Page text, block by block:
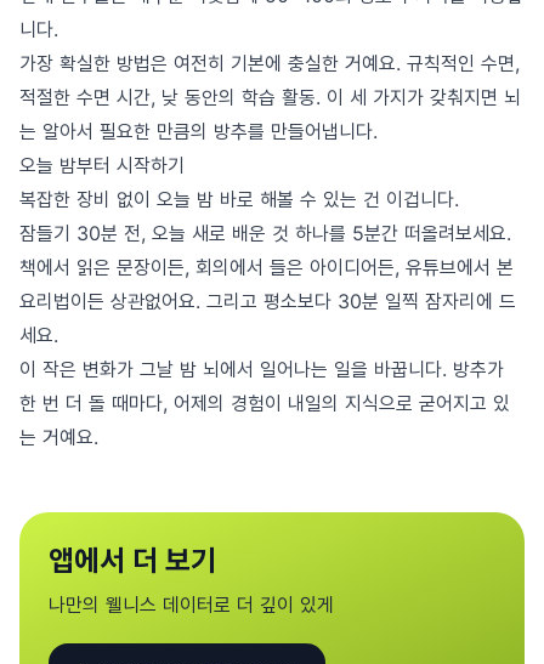
니다.
가장 확실한 방법은 여전히 기본에 충실한 거예요. 규칙적인 수면,
적절한 수면 시간, 낮 동안의 학습 활동. 이 세 가지가 갖춰지면 뇌
는 알아서 필요한 만큼의 방추를 만들어냅니다.
오늘 밤부터 시작하기
복잡한 장비 없이 오늘 밤 바로 해볼 수 있는 건 이겁니다.
잠들기 30분 전, 오늘 새로 배운 것 하나를 5분간 떠올려보세요.
책에서 읽은 문장이든, 회의에서 들은 아이디어든, 유튜브에서 본
요리법이든 상관없어요. 그리고 평소보다 30분 일찍 잠자리에 드
세요.
이 작은 변화가 그날 밤 뇌에서 일어나는 일을 바꿉니다. 방추가
한 번 더 돌 때마다, 어제의 경험이 내일의 지식으로 굳어지고 있
는 거예요.
앱에서 더 보기
나만의 웰니스 데이터로 더 깊이 있게